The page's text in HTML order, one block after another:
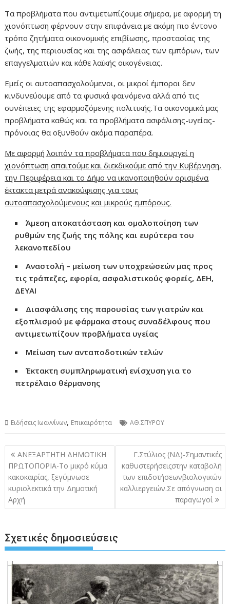
Τα προβλήματα που αντιμετωπίζουμε σήμερα, με αφορμή τη
χιονόπτωση φέρνουν στην επιφάνεια με ακόμη πιο έντονο
τρόπο ζητήματα οικονομικής επιβίωσης, προστασίας της
ζωής, της περιουσίας και της ασφάλειας των εμπόρων, των
επαγγελματιών και κάθε λαϊκής οικογένειας.
Εμείς οι αυτοαπασχολούμενοι, οι μικροί έμποροι δεν
κινδυνεύουμε από τα φυσικά φαινόμενα αλλά από τις
συνέπειες της εφαρμοζόμενης πολιτικής.Τα οικονομικά μας
προβλήματα καθώς και τα προβλήματα ασφάλισης-υγείας-
πρόνοιας θα οξυνθούν ακόμα παραπέρα.
Με αφορμή λοιπόν τα προβλήματα που δημιουργεί η
χιονόπτωση απαιτούμε και διεκδικούμε από την Κυβέρνηση,
την Περιφέρεια και το Δήμο να ικανοποιηθούν ορισμένα
έκτακτα μετρά ανακούφισης για τους
αυτοαπασχολούμενους και μικρούς εμπόρους.
Άμεση αποκατάσταση και ομαλοποίηση των
ρυθμών της ζωής της πόλης και ευρύτερα του
λεκανοπεδίου
Αναστολή – μείωση των υποχρεώσεών μας προς
τις τράπεζες, εφορία, ασφαλιστικούς φορείς, ΔΕΗ,
ΔΕΥΑΙ
Διασφάλισης της παρουσίας των γιατρών και
εξοπλισμού με φάρμακα στους συναδέλφους που
αντιμετωπίζουν προβλήματα υγείας
Μείωση των ανταποδοτικών τελών
Έκτακτη συμπληρωματική ενίσχυση για το
πετρέλαιο θέρμανσης
Ειδήσεις Ιωαννίνων, Επικαιρότητα ΑΘ.ΣΠΥΡΟΥ
Πλοήγηση
άρθρων
ΑΝΕΞΑΡΤΗΤΗ ΔΗΜΟΤΙΚΗ
ΠΡΩΤΟΠΟΡΙΑ-Το μικρό κύμα
κακοκαιρίας, ξεγύμνωσε
κυριολεκτικά την Δημοτική
Αρχή
Γ.Στύλιος (ΝΔ)-Σημαντικές
καθυστερήσειςστην καταβολή
των επιδοτήσεωνβιολογικών
καλλιεργειών.Σε απόγνωση οι
παραγωγοί
Σχετικές δημοσιεύσεις